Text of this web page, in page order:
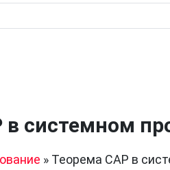
в системном
» Теорема CAP в